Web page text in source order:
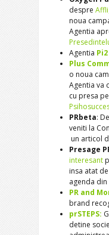
despre
noua
Agentia
Agentia Pi2
Plus
o noua
Agentia va
cu presa
PRbeta:
veniti la
un articol
Presage
interesant
insa atat
agenda din
PR and
brand
prSTEPS:
detine